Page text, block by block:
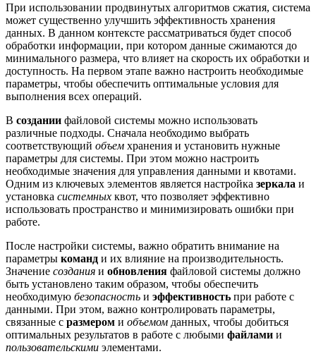
При использовании продвинутых алгоритмов сжатия, система
может существенно улучшить эффективность хранения
данных. В данном контексте рассматриваться будет способ
обработки информации, при котором данные сжимаются до
минимального размера, что влияет на скорость их обработки и
доступность. На первом этапе важно настроить необходимые
параметры, чтобы обеспечить оптимальные условия для
выполнения всех операций.
В создании файловой системы можно использовать
различные подходы. Сначала необходимо выбрать
соответствующий объем хранения и установить нужные
параметры для системы. При этом можно настроить
необходимые значения для управления данными и квотами.
Одним из ключевых элементов является настройка зеркала и
установка системных квот, что позволяет эффективно
использовать пространство и минимизировать ошибки при
работе.
После настройки системы, важно обратить внимание на
параметры команд и их влияние на производительность.
Значение создания и обновления файловой системы должно
быть установлено таким образом, чтобы обеспечить
необходимую безопасность и эффективность при работе с
данными. При этом, важно контролировать параметры,
связанные с размером и объемом данных, чтобы добиться
оптимальных результатов в работе с любыми файлами и
пользовательскими элементами.